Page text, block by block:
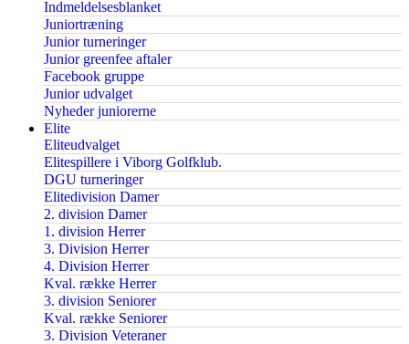
Indmeldelsesblanket
Juniortræning
Junior turneringer
Junior greenfee aftaler
Facebook gruppe
Junior udvalget
Nyheder juniorerne
Elite
Eliteudvalget
Elitespillere i Viborg Golfklub.
DGU turneringer
Elitedivision Damer
2. division Damer
1. division Herrer
3. Division Herrer
4. Division Herrer
Kval. række Herrer
3. division Seniorer
Kval. række Seniorer
3. Division Veteraner